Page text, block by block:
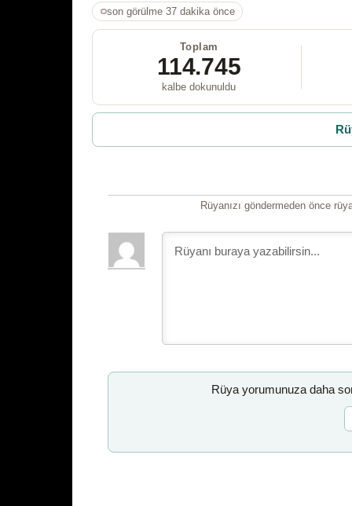
son görülme 37 dakika önce
Toplam
114.745
kalbe dokunuldu
Rüyanızı göndermeden önce
Rüya yorumunuza daha